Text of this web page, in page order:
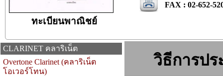
CLARINET คลาริเน็ต
Overtone Clarinet (คลาริเน็ต
โอเวอร์โทน)
ทะเบียนพาณิชย์
FAX : 02-652-
วิธีการปร